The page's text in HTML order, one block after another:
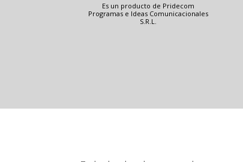
Es un producto de Pridecom
Programas e Ideas Comunicacionales
S.R.L.